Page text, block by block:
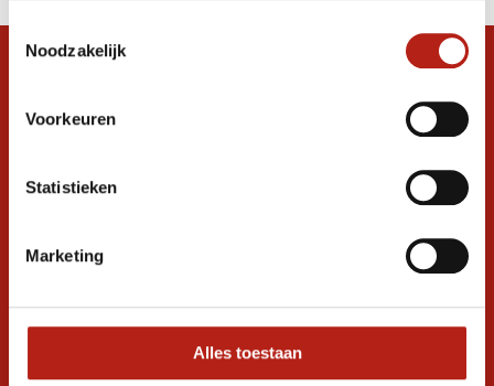
Toestemmingsselectie
Noodzakelijk
Voorkeuren
Statistieken
Marketing
Alles toestaan
Stel je vraag in de chat, en we helpen je
graag verder. 24/7
Volg ons
promoties